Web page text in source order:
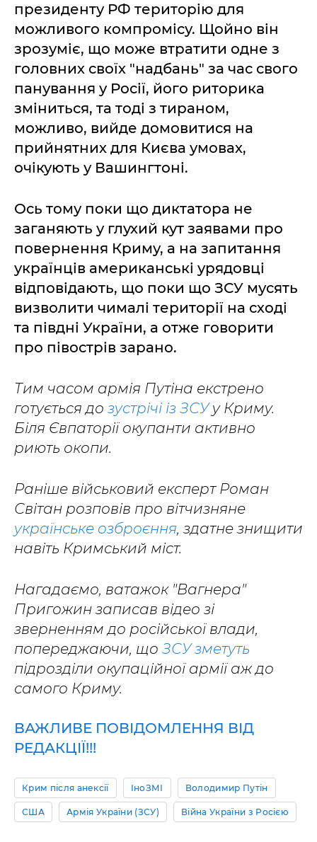
президенту РФ територію для
можливого компромісу. Щойно він
зрозуміє, що може втратити одне з
головних своїх "надбань" за час свого
панування у Росії, його риторика
зміниться, та тоді з тираном,
можливо, вийде домовитися на
прийнятних для Києва умовах,
очікують у Вашингтоні.
Ось тому поки що диктатора не
заганяють у глухий кут заявами про
повернення Криму, а на запитання
українців американські урядовці
відповідають, що поки що ЗСУ мусять
визволити чималі території на сході
та півдні України, а отже говорити
про півострів зарано.
Тим часом армія Путіна екстрено
готується до зустрічі із ЗСУу Криму.
Біля Євпаторії окупанти активно
риють окопи.
Раніше військовий експерт Роман
Світан розповів про вітчизняне
українське озброєння, здатне знищити
навіть Кримський міст.
Нагадаємо, ватажок "Вагнера"
Пригожин записав відео зі
зверненням до російської влади,
попереджаючи, що ЗСУ зметуть
підрозділи окупаційної армії аж до
самого Криму.
ВАЖЛИВЕ ПОВІДОМЛЕННЯ ВІД
РЕДАКЦІЇ!!!
Крим після анексії ІноЗМІ Володимир Путін
США Армія України (ЗСУ) Війна України з Росією